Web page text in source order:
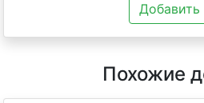
Добавить
Похожие